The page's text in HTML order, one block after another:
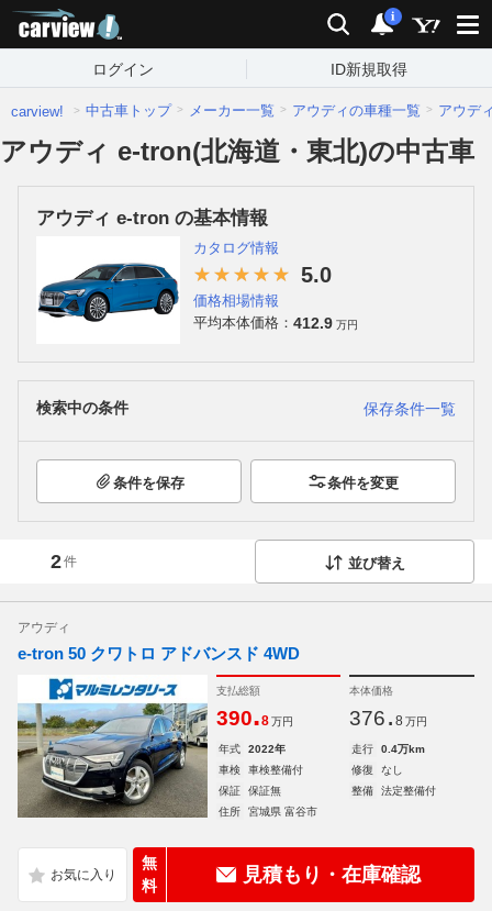
検索 通知
i
ログイン ID新規取得
carview! 中古車トップ メーカー一覧 アウディの車種一覧 アウデ
アウディ e-tron(北海道・東北)の中古車
アウディ e-tron の基本情報
カタログ情報
5.0
価格相場情報
平均本体価格： 412.9 万円
検索中の条件 保存条件一覧
条件を保存 条件を変更
2件 並び替え
アウディ
e-tron 50 クワトロ アドバンスド 4WD
支払総額
390.8 万円
本体価格
376. 8 万円
年式 2022年 走行
0.4万km
車検
車検整備付 修復
なし
保証
保証無 整備
法定整備付
住所
宮城県 富谷市
無
料
見積もり・在庫確認